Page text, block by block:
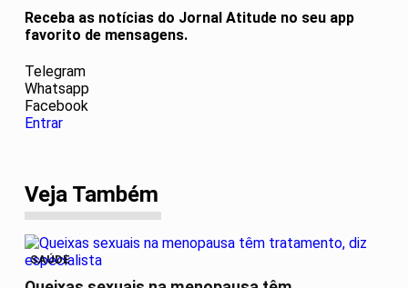
Receba as notícias do Jornal Atitude no seu app
favorito de mensagens.
Telegram
Whatsapp
Facebook
Entrar
Veja Também
SAÚDE